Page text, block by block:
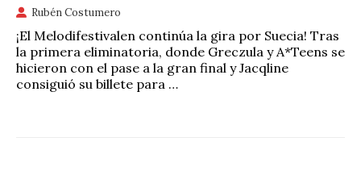
Rubén Costumero
¡El Melodifestivalen continúa la gira por Suecia! Tras
la primera eliminatoria, donde Greczula y A*Teens se
hicieron con el pase a la gran final y Jacqline
consiguió su billete para …